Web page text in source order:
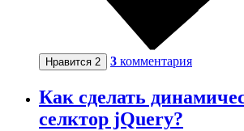
Нравится 2 3 комментария
Как сделать
селктор jQuery?